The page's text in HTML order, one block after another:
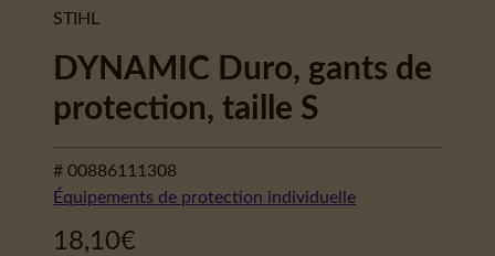
STIHL
DYNAMIC Duro, gants de
protection, taille S
# 00886111308
Équipements de protection individuelle
18,10€